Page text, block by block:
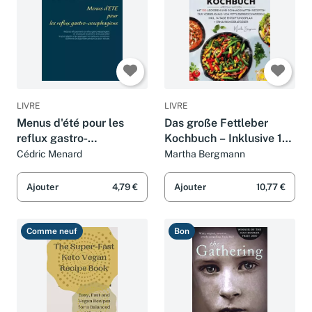
LIVRE
Menus d'été pour les
reflux gastro-
oesophagiens
Cédric Menard
Ajouter 4,79 €
LIVRE
Das große Fettleber
Kochbuch – Inklusive 14
Tage Entgiftungsplan
und Ernährungsratgeber:
Mit 150 leckeren und
gesunden Rezepten
Martha Bergmann
Ajouter 10,77 €
Comme neuf Bon